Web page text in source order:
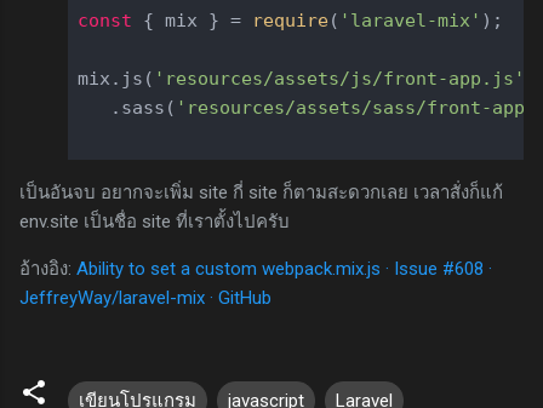
const { mix } = require( 'laravel-mix' );
mix.js( 'resources/assets/js/front-app.js'
   .sass(
'resources/assets/sass/front-
เป็นอันจบ อยากจะเพิ่ม site กี่ site ก็ตามสะดวกเลย เวลาสั่งก็แก้
env.site เป็นชื่อ site ที่เราตั้งไปครับ
อ้างอิง: Ability to set a custom webpack.mix.js · Issue #608 ·
JeffreyWay/laravel-mix · GitHub
เขียนโปรแกรม javascript Laravel